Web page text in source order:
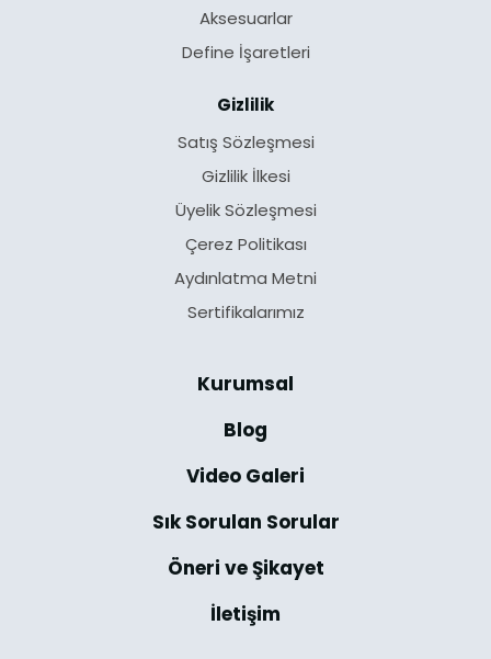
Aksesuarlar
Define İşaretleri
Gizlilik
Satış Sözleşmesi
Gizlilik İlkesi
Üyelik Sözleşmesi
Çerez Politikası
Aydınlatma Metni
Sertifikalarımız
Kurumsal
Blog
Video Galeri
Sık Sorulan Sorular
Öneri ve Şikayet
İletişim